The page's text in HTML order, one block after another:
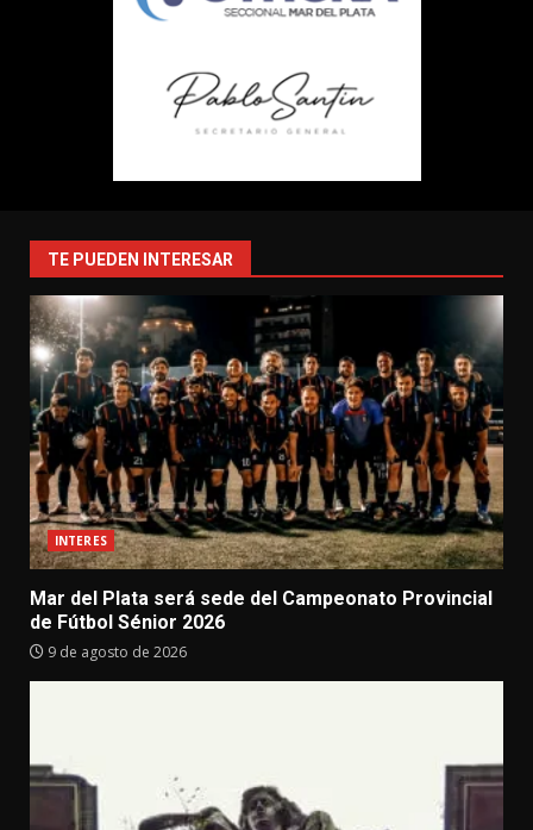
TE PUEDEN INTERESAR
INTERES
Mar del Plata será sede del Campeonato Provincial
de Fútbol Sénior 2026
9 de agosto de 2026